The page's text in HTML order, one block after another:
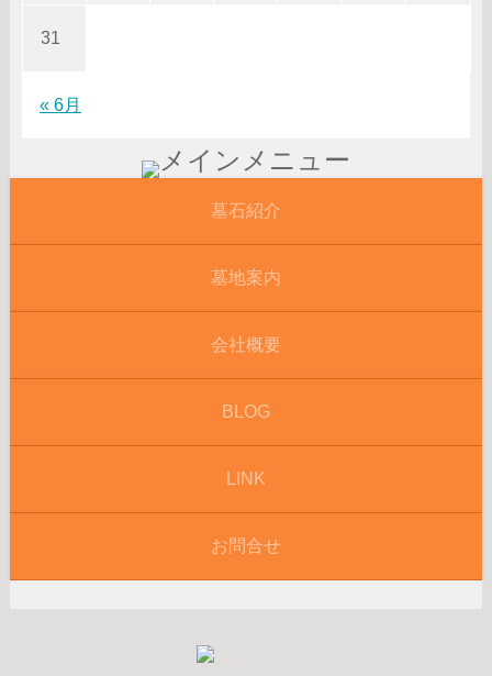
« 6月
31
墓石紹介
墓地案内
会社概要
BLOG
LINK
お問合せ